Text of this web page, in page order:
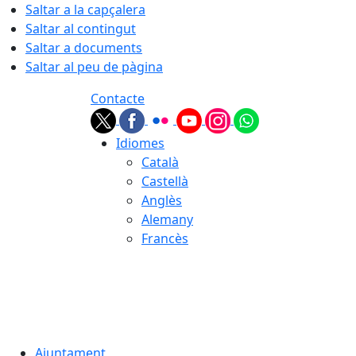
Saltar a la capçalera
Saltar al contingut
Saltar a documents
Saltar al peu de pàgina
Contacte
Idiomes
Català
Castellà
Anglès
Alemany
Francès